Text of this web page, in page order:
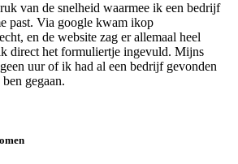
van de snelheid waarmee ik een bedrijf
past. Via google kwam ikop
en de website zag er allemaal heel
direct het formuliertje ingevuld. Mijns
uur of ik had al een bedrijf gevonden
gegaan.